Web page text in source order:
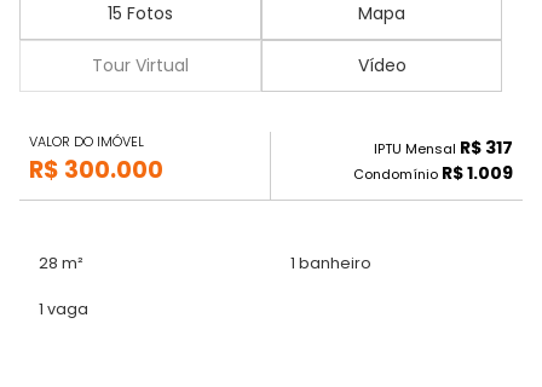
15 Fotos Mapa
Tour Virtual Vídeo
VALOR DO IMÓVEL
R$ 300.000
IPTU Mensal R$ 317
Condomínio R$ 1.009
28 m² 1 banheiro
1 vaga